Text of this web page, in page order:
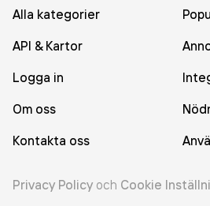
Alla kategorier
API & Kartor
Logga in
Om oss
Kontakta oss
Privacy Policy och Cookie